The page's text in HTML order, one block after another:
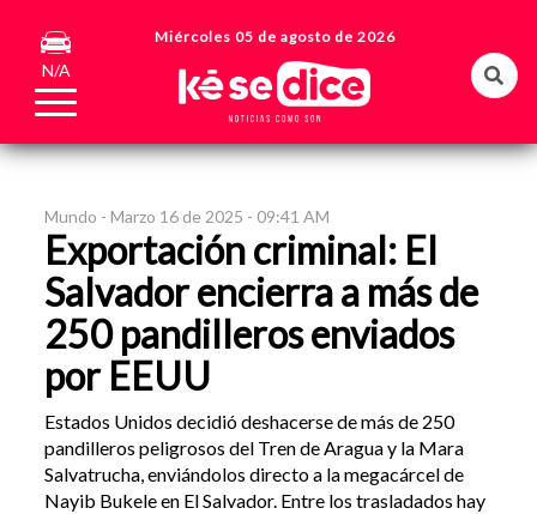
N/A
Miércoles 05 de agosto de 2026
Mundo -Marzo 16 de 2025 - 09:41 AM
Exportación criminal: El
Salvador encierra a más de
250 pandilleros enviados
por EEUU
Estados Unidos decidió deshacerse de más de 250
pandilleros peligrosos del Tren de Aragua y la Mara
Salvatrucha, enviándolos directo a la megacárcel de
Nayib Bukele en El Salvador. Entre los trasladados hay